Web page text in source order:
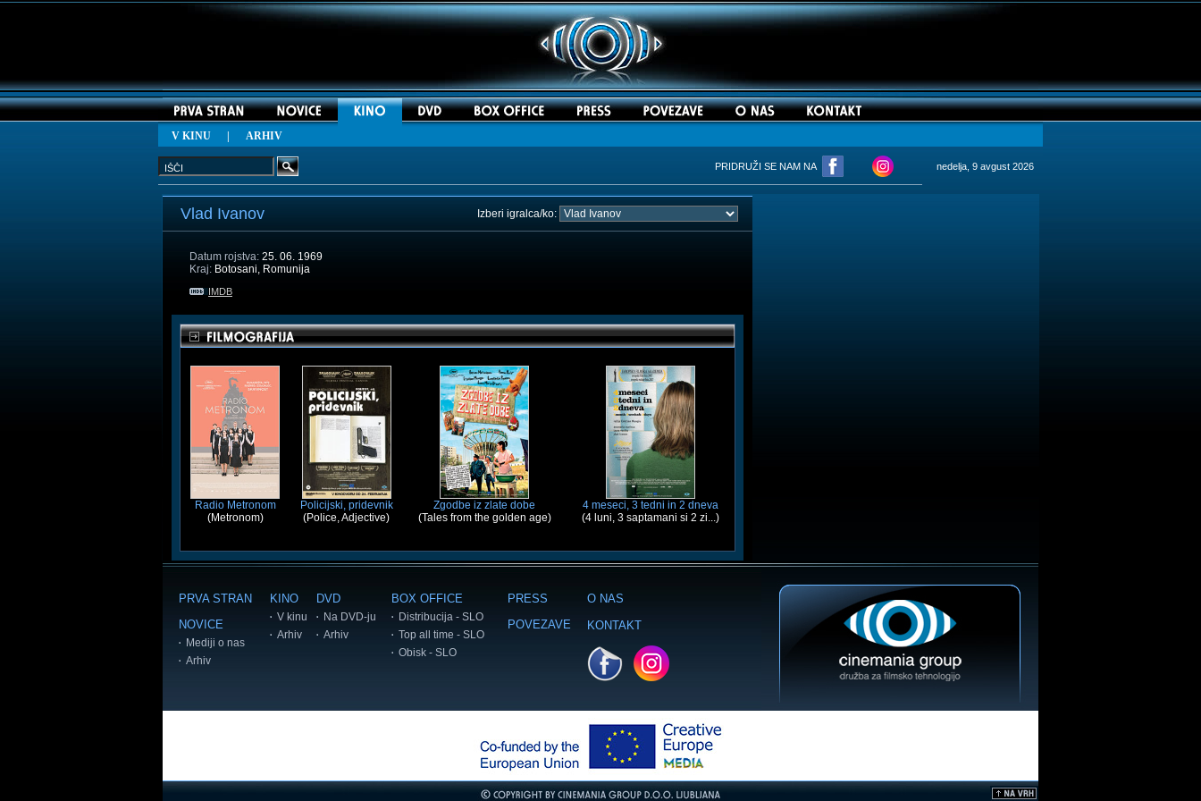
V KINU ARHIV
PRIDRUŽI SE NAM NA nedelja, 9 avgust 2026
Vlad Ivanov Izberi igralca/ko:
Datum rojstva: 25. 06. 1969
Kraj: Botosani, Romunija
IMDB
Radio Metronom
(Metronom)
Policijski, pridevnik
(Police, Adjective)
Zgodbe iz zlate dobe
(Tales from the golden age)
4 meseci, 3 tedni in 2 dneva
(4 luni, 3 saptamani si 2 zi...)
PRVA STRAN
NOVICE
Mediji o nas
Arhiv
KINO
V kinu
Arhiv
DVD
Na DVD-ju
Arhiv
BOX OFFICE
Distribucija - SLO
Top all time - SLO
Obisk - SLO
PRESS
POVEZAVE
O NAS
KONTAKT